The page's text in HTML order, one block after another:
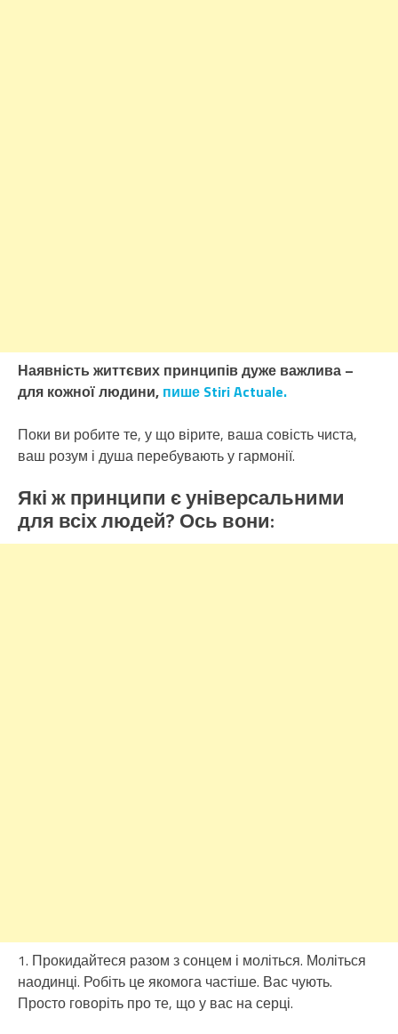
Наявність життєвих принципів дуже важлива –
для кожної людини, пише Stiri Actuale.
Поки ви робите те, у що вірите, ваша совість чиста,
ваш розум і душа перебувають у гармонії.
Які ж принципи є універсальними
для всіх людей? Ось вони:
1. Прокидайтеся разом з сонцем і моліться. Моліться
наодинці. Робіть це якомога частіше. Вас чують.
Просто говоріть про те, що у вас на серці.